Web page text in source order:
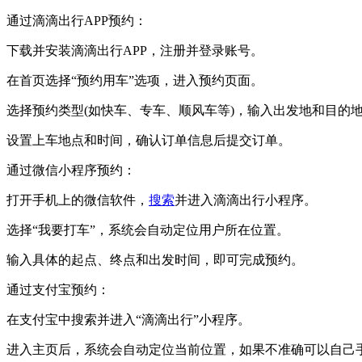
‌通过滴滴出行APP预约‌：
下载并安装滴滴出行APP，注册并登录账号。
在首页选择“预约用车”选项，进入预约页面。
选择预约类型(如快车、专车、顺风车等)，输入出发地和目的地
设置上车地点和时间，确认订单信息后提交订单。‌
‌通过微信小程序预约‌：
打开手机上的微信软件， 搜索并进入滴滴出行小程序。
选择“我要打车”，系统会自动定位用户所在位置。
输入具体的起点、终点和出发时间，即可完成预约。‌
‌通过支付宝预约‌：
在支付宝中搜索并进入“滴滴出行”小程序。
进入主页后，系统会自动定位当前位置，如果不准确可以自己